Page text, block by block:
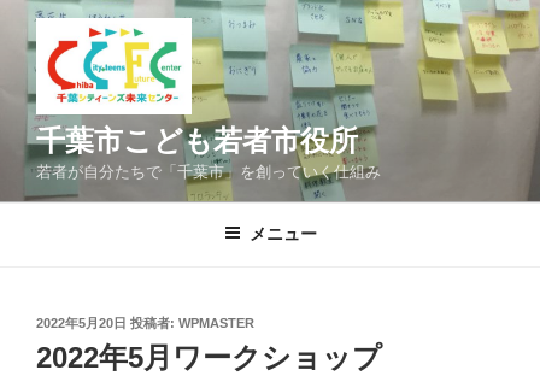
千葉市こども若者市役所
若者が自分たちで「千葉市」を創っていく仕組み
メニュー
投
稿
日:
2022年5月20日 投稿者: WPMASTER
2022年5月ワークショップ